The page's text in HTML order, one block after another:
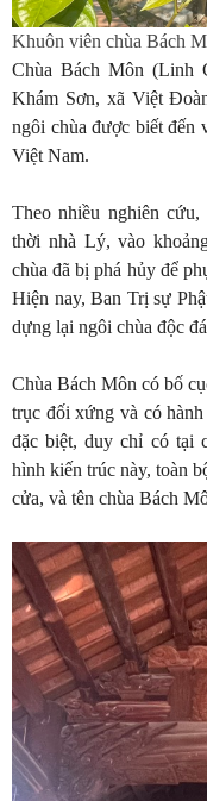
Khuôn viên chùa Bách
Chùa Bách Môn (Linh
Khám Sơn, xã Việt
ngôi chùa được biết đến
Việt Nam.
Theo nhiều nghiên
thời nhà Lý, vào
chùa đã bị phá hủy để
Hiện nay, Ban Trị sự
dựng lại ngôi chùa độc
Chùa Bách Môn có bố
trục đối xứng và có
đặc biệt, duy chỉ có tại
hình kiến trúc này, toàn
cửa, và tên chùa Bách